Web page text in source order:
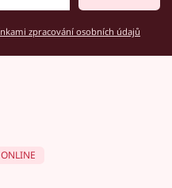
zpracování osobních údajů